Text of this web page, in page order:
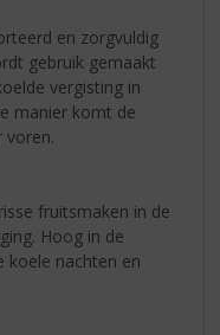
en zorgvuldig
gebruik gemaakt
vergisting in
manier komt de
voren.
fruitsmaken in de
Hoog in de
koele nachten en